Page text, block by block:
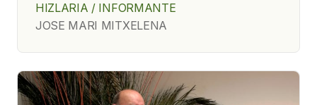
HIZLARIA / INFORMANTE
JOSE MARI MITXELENA